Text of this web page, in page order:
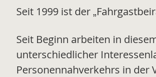
Seit 1999 ist der
Seit Beginn arbeiten in
unterschiedlicher
Personennahverkehrs in der